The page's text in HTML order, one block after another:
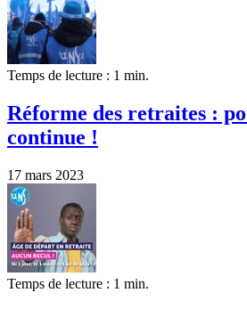
Temps de lecture : 1 min.
Réforme des retraites :
continue !
17 mars 2023
Temps de lecture : 1 min.